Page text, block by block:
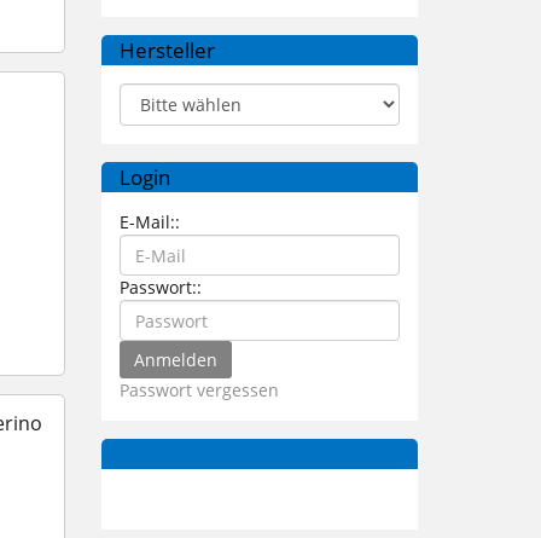
Hersteller
Login
E-Mail::
Passwort::
Passwort vergessen